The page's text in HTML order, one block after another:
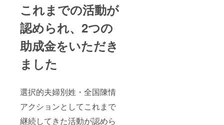
これまでの活動が
認められ、2つの
助成金をいただき
ました
選択的夫婦別姓・全国陳情
アクションとしてこれまで
継続してきた活動が認めら